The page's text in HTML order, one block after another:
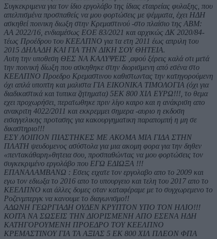
Συγκεκριμενα για τον ίδιο εργολάβο της ίδιας εταιρείας φυλαξης, που
απελπισμένα προσπαθείς να μου φορτώσεις με ψέμματα, έχει ΗΔΗ
ασκηθεί ποινικη διωξη στην Κρεμαστινού -στο πλαίσιο της ΑΒΜ:
ΑΑ 2022/16, ενδιαμέσως ΕΟΕ 83/2021 και αρχικώς ΔΚ 2020/84-
τέως Προέδρου του ΚΕΕΛΠΝΟ για τα ετη 2011 έως απριλη του
2015 ΔΗΛΑΔΗ ΚΑΙ ΓΙΑ ΤΗΝ ΔΙΚΗ ΣΟΥ ΘΗΤΕΙΑ.
Αυτη την υποθεση ΘΕΣ ΝΑ ΚΑΛΥΨΕΙΣ ,αφού ξέρεις καλά οτι μετά
την ποινική δίωξη που ασκηθηκε στην διορισμενη από εσένα στο
ΚΕΕΛΠΝΟ Προεδρο Κρεμαστινου καθιστωντας την κατηγορούμενη
όχι απλά υποπτη και μαλιστα ΓΙΑ ΕΙΚΟΝΙΚΑ ΤΙΜΟΛΟΓΙΑ (όχι για
διαδικαστικά και τυπικα ζητηματα) 5ΕΚ 800 ΧΙΛ ΕΥΡΩ!!!, το θεμα
εχει προχωρήσει, περατωθηκε πριν λίγο καιρο και η ανάκριση απο
ανακριτη 4022/2011 και εκκρεμμει σημερα -αυριο η εκδοση
εισαγγελικης προτασης για κακουργηματικη παραπομπή η μη σε
δικαστηριο!!!
ΕΣΥ ΛΟΙΠΟΝ ΠΙΑΣΤΗΚΕΣ ΜΕ ΑΚΟΜΑ ΜΙΑ ΓΙΔΑ ΣΤΗΝ
ΠΛΑΤΗ ψευδομενος ασύστολα για μια ακομη φορα για την δηθεν
«πεντακάθαρη»θητεια σου, προσπαθώντας να μου φορτώσεις τον
συγκεκριμένο εργολάβο που ΕΓΩ ΕΔΙΩΞΑ !!!
ΕΠΑΝΑΛΑΜΒΑΝΩ : Εσεις ειχατε τον εργολαβο απο το 2009 και
εγω τον εδιωξα το 2016 απο το υπουργειο και τελη του 2017 απο το
ΚΕΕΛΠΝΟ και άλλες δομες οταν καταφέραμε με το συγχωρεμενο το
Ροζενμπεργκ να κανουμε το διαγωνισμο!!
ΑΔΩΝΗ ΓΕΩΡΓΙΑΔΗ ΟΥΔΕΝ ΚΡΥΠΤΟΝ ΥΠΟ ΤΟΝ ΗΛΙΟ!!!
ΚΟΙΤΑ ΝΑ ΣΩΣΕΙΣ ΤΗΝ ΔΙΟΡΙΣΜΕΝΗ ΑΠΟ ΕΣΕΝΑ ΗΔΗ
ΚΑΤΗΓΟΡΟΥΜΕΝΗ ΠΡΟΕΔΡΟ ΤΟΥ ΚΕΕΛΠΝΟ
ΚΡΕΜΑΣΤΙΝΟΥ ΓΙΑ ΤΑ ΑΞΙΑΣ 5 ΕΚ 800 ΧΙΛ ΠΛΕΟΝ ΦΠΑ